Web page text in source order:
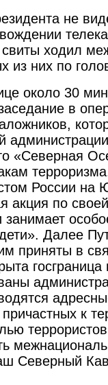
не
ходил
из них по
около 30
в
«Северная
России на
акция по
занимает
Далее
приняты в
к
Северный